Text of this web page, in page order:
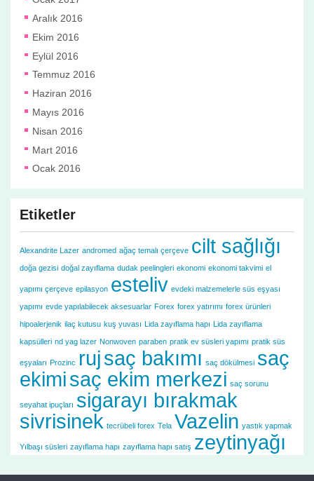
Aralık 2016
Ekim 2016
Eylül 2016
Temmuz 2016
Haziran 2016
Mayıs 2016
Nisan 2016
Mart 2016
Ocak 2016
Etiketler
Alexandrite Lazer andromed ağaç temalı çerçeve cilt sağlığı
doğa gezisi doğal zayıflama dudak peelingleri ekonomi ekonomi takvimi el
yapımı çerçeve epilasyon esteliv evdeki malzemelerle süs eşyası
yapımı evde yapılabilecek aksesuarlar Forex forex yatırımı forex ürünleri
hipoalerjenik ilaç kutusu kuş yuvası Lida zayıflama hapı Lida zayıflama
kapsülleri nd yag lazer Nonwoven paraben pratik ev süsleri yapımı pratik süs
eşyaları Prozinc rujsaç bakımı saç dökülmesi saç
ekimisaç ekim merkezi saç sorunu
seyahat ipuçları sigarayı bırakmak
sivrisinek tecrübeli forex Tela Vazelin yastık yapmak
Yılbaşı süsleri zayıflama hapı zayıflama hapı satış zeytinyağı